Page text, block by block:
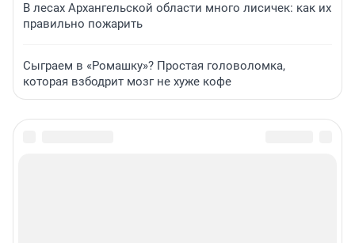
В лесах Архангельской области много лисичек: как их
правильно пожарить
Сыграем в «Ромашку»? Простая головоломка,
которая взбодрит мозг не хуже кофе